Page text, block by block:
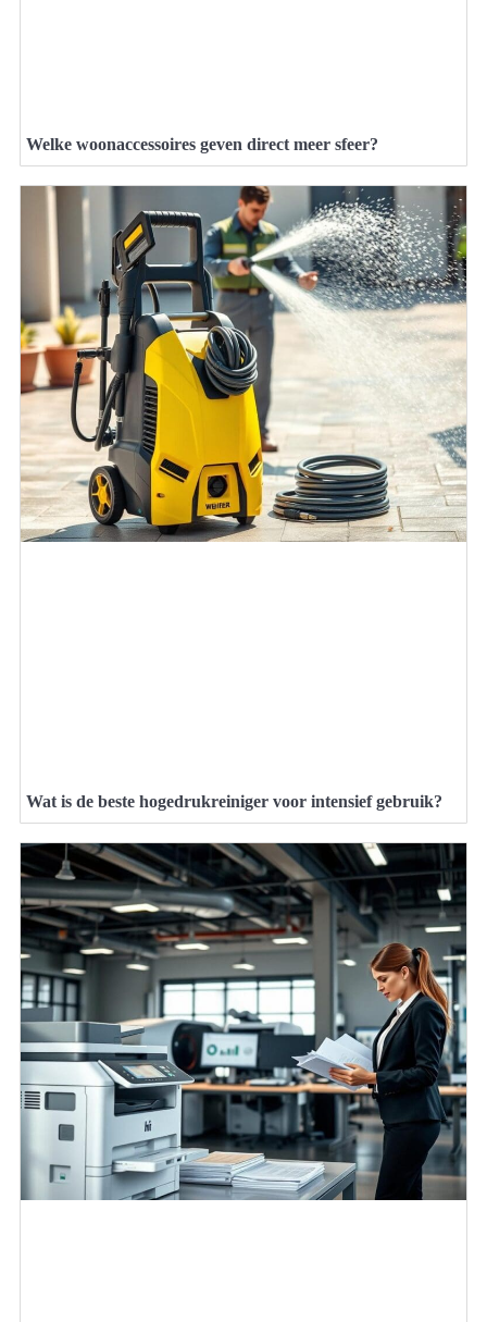
Welke woonaccessoires geven direct meer sfeer?
Wat is de beste hogedrukreiniger voor intensief gebruik?